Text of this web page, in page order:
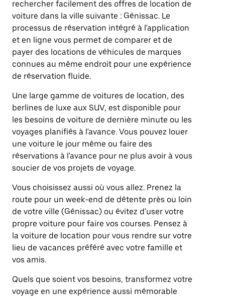
rechercher facilement des offres de location de
voiture dans la ville suivante : Génissac. Le
processus de réservation intégré à l'application
et en ligne vous permet de comparer et de
payer des locations de véhicules de marques
connues au même endroit pour une expérience
de réservation fluide.
Une large gamme de voitures de location, des
berlines de luxe aux SUV, est disponible pour
les besoins de voiture de dernière minute ou les
voyages planifiés à l'avance. Vous pouvez louer
une voiture le jour même ou faire des
réservations à l'avance pour ne plus avoir à vous
soucier de vos projets de voyage.
Vous choisissez aussi où vous allez. Prenez la
route pour un week-end de détente près ou loin
de votre ville (Génissac) ou évitez d'user votre
propre voiture pour faire vos courses. Pensez à
la voiture de location pour vous rendre sur votre
lieu de vacances préféré avec votre famille et
vos amis.
Quels que soient vos besoins, transformez votre
voyage en une expérience aussi mémorable